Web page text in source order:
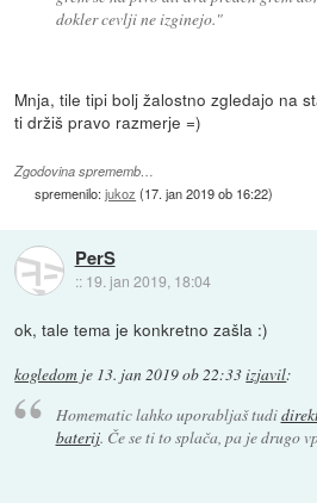
dokler cevlji ne izginejo."
Mnja, tile tipi bolj žalostno zgledajo na
ti držiš pravo razmerje =)
Zgodovina sprememb…
spremenilo:jukoz (17. jan 2019 ob 16:22)
PerS
:: 19. jan 2019, 18:04
ok, tale tema je konkretno zašla :)
kogledom je 13. jan 2019 ob 22:33izjavil:
Homematic lahko uporabljaš tudi
baterij. Če se ti to splača, pa je drugo